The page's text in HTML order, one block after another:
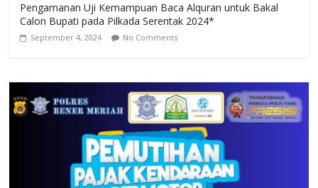
Pengamanan Uji Kemampuan Baca Alquran untuk Bakal
Calon Bupati pada Pilkada Serentak 2024*
September 4, 2024 No Comments